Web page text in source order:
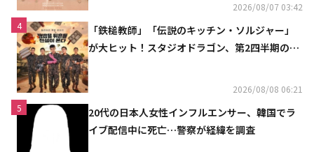
2026/08/07 03:42
4
「鉄槌教師」「伝説のキッチン・ソルジャー」
が大ヒット！スタジオドラゴン、第2四半期の売
2026/08/08 06:21
5
20代の日本人女性インフルエンサー、韓国でラ
イブ配信中に死亡…警察が経緯を調査